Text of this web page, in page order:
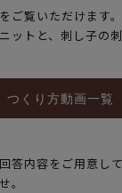
ご覧いただけます
ットと、刺し子の
つくり方動画一覧
答内容をご用意し
。